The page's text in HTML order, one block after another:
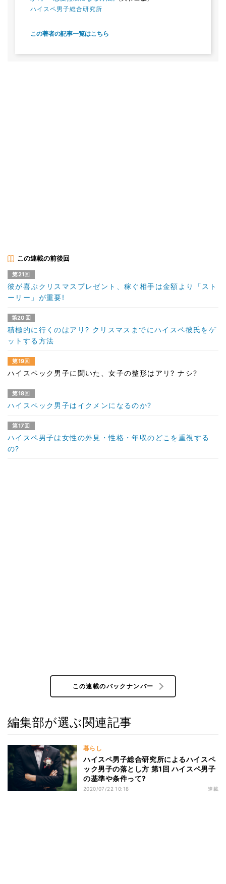
ハイスペ男子総合研究所
この著者の記事一覧はこちら
この連載の前後回
第21回
彼が喜ぶクリスマスプレゼント、稼ぐ相手は金額より「スト
ーリー」が重要!
第20回
積極的に行くのはアリ? クリスマスまでにハイスペ彼氏をゲ
ットする方法
第19回
ハイスペック男子に聞いた、女子の整形はアリ? ナシ?
第18回
ハイスペック男子はイクメンになるのか?
第17回
ハイスペ男子は女性の外見・性格・年収のどこを重視する
の?
この連載のバックナンバー
編集部が選ぶ関連記事
暮らし
ハイスペ男子総合研究所によるハイスペ
ック男子の落とし方 第1回 ハイスペ男子
の基準や条件って?
2020/07/22 10:18 連載